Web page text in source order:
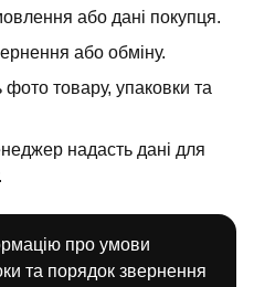
або дані покупця.
або обміну.
товару, упаковки та
надасть дані для
про умови
та порядок звернення